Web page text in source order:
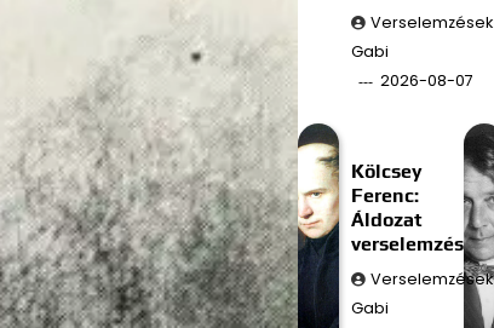
Verselemzések
Gabi
2026-08-07
Kölcsey
Ferenc:
Áldozat
verselemzés
Verselemzések
Gabi